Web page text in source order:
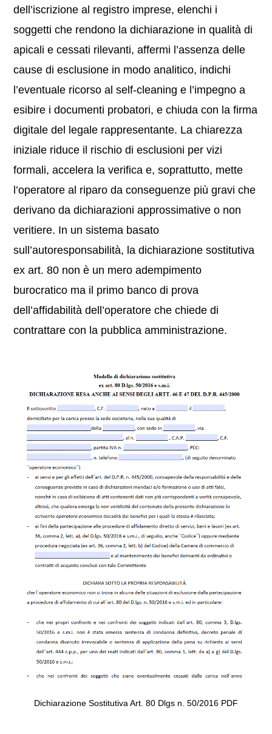
dell’iscrizione al registro imprese, elenchi i
soggetti che rendono la dichiarazione in qualità di
apicali e cessati rilevanti, affermi l’assenza delle
cause di esclusione in modo analitico, indichi
l’eventuale ricorso al self-cleaning e l’impegno a
esibire i documenti probatori, e chiuda con la firma
digitale del legale rappresentante. La chiarezza
iniziale riduce il rischio di esclusioni per vizi
formali, accelera la verifica e, soprattutto, mette
l’operatore al riparo da conseguenze più gravi che
derivano da dichiarazioni approssimative o non
veritiere. In un sistema basato
sull’autoresponsabilità, la dichiarazione sostitutiva
ex art. 80 non è un mero adempimento
burocratico ma il primo banco di prova
dell’affidabilità dell’operatore che chiede di
contrattare con la pubblica amministrazione.
Dichiarazione Sostitutiva Art. 80 Dlgs n. 50/2016 PDF